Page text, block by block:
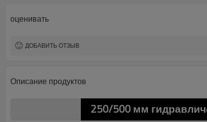
оценивать
ДОБАВИТЬ ОТЗЫВ
Описание продуктов
250/500 мм